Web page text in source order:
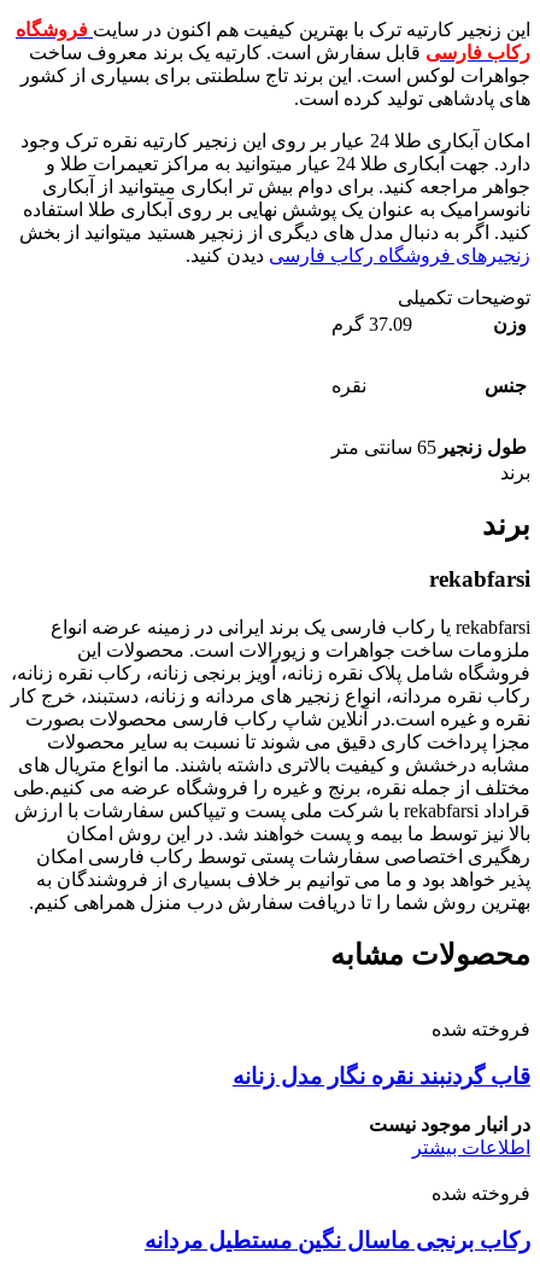
این زنجیر کارتیه ترک با بهترین کیفیت هم اکنون در سایت فروشگاه
رکاب فارسی قابل سفارش است. کارتیه یک برند معروف ساخت
جواهرات لوکس است. این برند تاج سلطنتی برای بسیاری از کشور
های پادشاهی تولید کرده است.
امکان آبکاری طلا 24 عیار بر روی این زنجیر کارتیه نقره ترک وجود
دارد. جهت آبکاری طلا 24 عیار میتوانید به مراکز تعیمرات طلا و
جواهر مراجعه کنید. برای دوام بیش تر ابکاری میتوانید از آبکاری
نانوسرامیک به عنوان یک پوشش نهایی بر روی آبکاری طلا استفاده
کنید. اگر به دنبال مدل های دیگری از زنجیر هستید میتوانید از بخش
زنجیرهای فروشگاه رکاب فارسی دیدن کنید.
توضیحات تکمیلی
وزن
37.09 گرم
جنس نقره
طول زنجیر 65 سانتی متر
برند
برند
rekabfarsi
rekabfarsi یا رکاب فارسی یک برند ایرانی در زمینه عرضه انواع
ملزومات ساخت جواهرات و زیورالات است. محصولات این
فروشگاه شامل پلاک نقره زنانه، آویز برنجی زنانه، رکاب نقره زنانه،
رکاب نقره مردانه، انواع زنجیر های مردانه و زنانه، دستبند، خرج کار
نقره و غیره است.در آنلاین شاپ رکاب فارسی محصولات بصورت
مجزا پرداخت کاری دقیق می شوند تا نسبت به سایر محصولات
مشابه درخشش و کیفیت بالاتری داشته باشند. ما انواع متریال های
مختلف از جمله نقره، برنج و غیره را فروشگاه عرضه می کنیم.طی
قراداد rekabfarsi با شرکت ملی پست و تیپاکس سفارشات با ارزش
بالا نیز توسط ما بیمه و پست خواهند شد. در این روش امکان
رهگیری اختصاصی سفارشات پستی توسط رکاب فارسی امکان
پذیر خواهد بود و ما می توانیم بر خلاف بسیاری از فروشندگان به
بهترین روش شما را تا دریافت سفارش درب منزل همراهی کنیم.
محصولات مشابه
فروخته شده
قاب گردنبند نقره نگار مدل زنانه
در انبار موجود نیست
اطلاعات بیشتر
فروخته شده
رکاب برنجی ماسال نگین مستطیل مردانه